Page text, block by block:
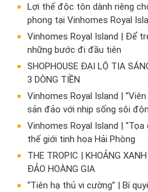
Lợi thế độc tôn dành riêng
phong tại Vinhomes Royal
Vinhomes Royal Island | Để
những bước đi đầu tiên
SHOPHOUSE ĐẠI LỘ TIA
3 DÒNG TIỀN
Vinhomes Royal Island |
sản đảo với nhịp sống sôi
Vinhomes Royal Island |
thế giới tinh hoa Hải Phòng
THE TROPIC | KHOẢNG
ĐẢO HOÀNG GIA
“Tiên hạ thủ vi cường” | Bí